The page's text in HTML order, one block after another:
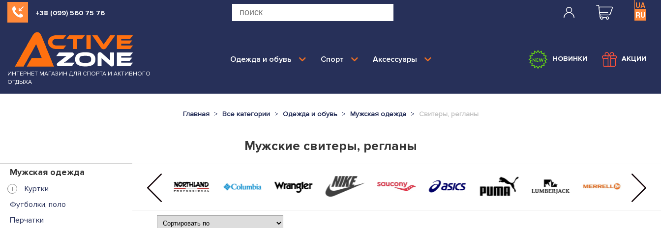
+38 (099) 560 75 76
UA
RU
ИНТЕРНЕТ МАГАЗИН ДЛЯ СПОРТА И АКТИВНОГО
ОТДЫХА
Одежда и обувь Спорт Аксессуары НОВИНКИ АКЦИИ
Главная Все категории Одежда и обувь Мужская одежда Свитеры, регланы
Мужские свитеры, регланы
Мужская одежда
+
Куртки
Футболки, поло
Перчатки